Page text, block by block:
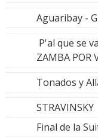
Aguaribay -
P'al que se
ZAMBA POR
Tonados y
STRAVINSKY
Final de la